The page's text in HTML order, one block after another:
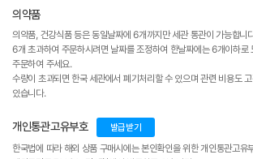
의약품
의약품, 건강식품 등은 동일날짜에 6개까지만 세관 통관이 가능합니
6개 초과하여 주문하시려면 날짜를 조정하여 한날짜에는 6개이하로
주문하여 주세요.
수량이 초과되면 한국 세관에서 폐기처리할 수 있으며 관련 비용도
있습니다.
개인통관고유부호 발급받기
한국법에 따라 해외 상품 구매시에는 본인확인을 위한 개인통관고유